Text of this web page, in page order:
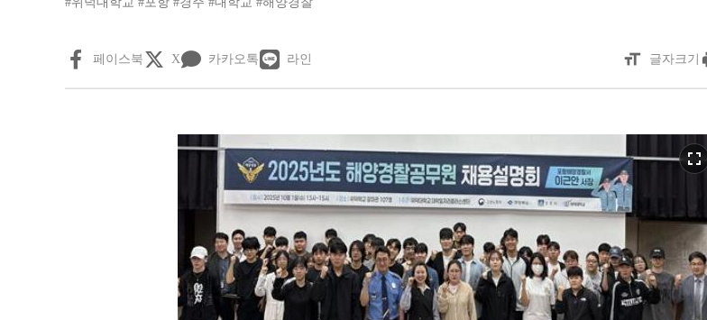
페이스북 X 카카오톡 라인 format_size 글자크기
fullscreen